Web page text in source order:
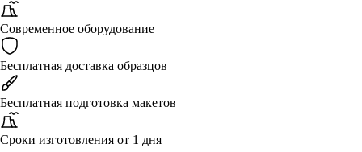
Современное оборудование
Бесплатная доставка образцов
Бесплатная подготовка макетов
Сроки изготовления от 1 дня